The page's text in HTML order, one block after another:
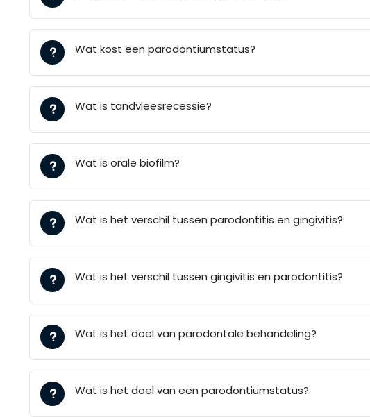
Wat kost een parodontiumstatus?
Wat is tandvleesrecessie?
Wat is orale biofilm?
Wat is het verschil tussen parodontitis en gingivitis?
Wat is het verschil tussen gingivitis en parodontitis?
Wat is het doel van parodontale behandeling?
Wat is het doel van een parodontiumstatus?